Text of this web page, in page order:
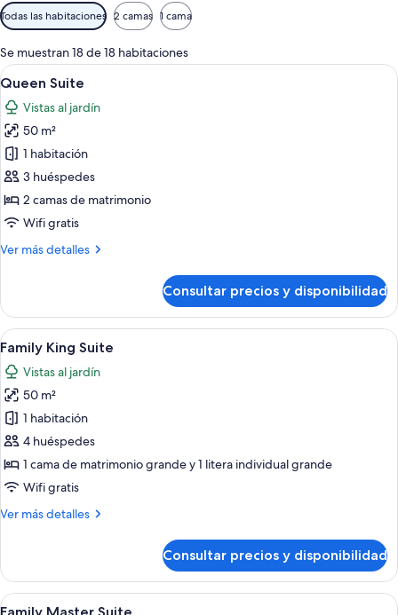
Filtros
disponibles
para
las
habitaciones
Todas las habitaciones 2 camas 1 cama
Se muestran 18 de 18 habitaciones
Abrir
todas
las
fotos
de
Queen
Suite
Habitación de hotel con dos camas,
5
Queen Suite
Vistas al jardín
50 m²
1 habitación
3 huéspedes
2 camas de matrimonio
Wifi gratis
Ver más detalles
Más
Suite
Consultar precios y disponibilidad
Abrir
todas
las
fotos
de
Family
King
Suite
Habitación de hotel con cama,
6
Family King Suite
Vistas al jardín
50 m²
1 habitación
4 huéspedes
1 cama de matrimonio grande y 1 litera individual grande
Wifi gratis
Ver más detalles
Más
King
Suite
Consultar precios y disponibilidad
Abrir
Habitación de hotel con cama,
6